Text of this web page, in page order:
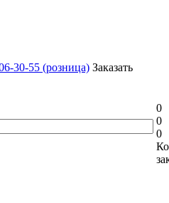
30-55 (розница) Заказать
0
0
0